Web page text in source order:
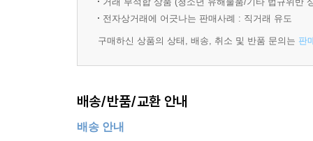
전자상거래에 어긋나는 판매사례 : 직거래 유도
구매하신 상품의 상태, 배송, 취소 및 반품 문의는 판
배송/반품/교환 안내
배송 안내